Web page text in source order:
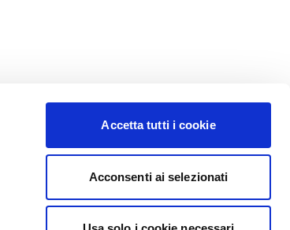
Accetta tutti i cookie
Acconsenti ai selezionati